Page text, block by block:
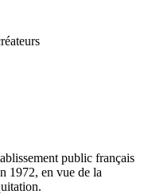
public français
1972, en vue de la